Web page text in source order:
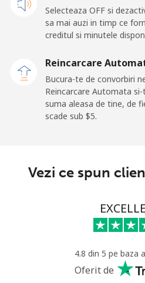
Iraq
⁦40.9c⁩
Ireland
⁦6.5c⁩
Selecteaza OFF si
sa mai auzi in timp ce
creditul si minutele
Reincarcare
Bucura-te de convorbiri
Reincarcare Automata
suma aleasa de tine, de
scade sub ⁦$5⁩.
Vezi ce spun
4.8 din 5 pe baza
Oferit de